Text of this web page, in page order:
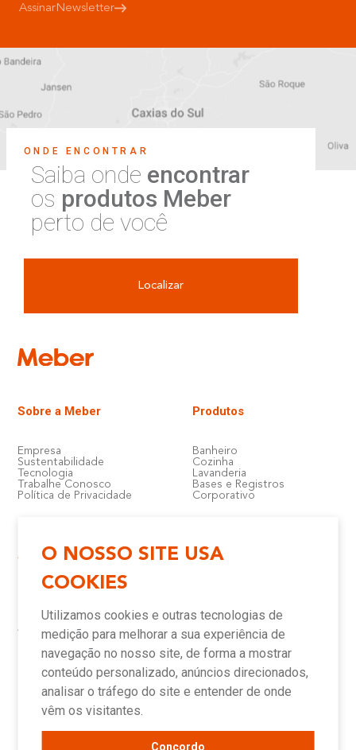
O NOSSO SITE USA
COOKIES
Utilizamos cookies e outras tecnologias de
medição para melhorar a sua experiência de
navegação no nosso site, de forma a mostrar
conteúdo personalizado, anúncios direcionados,
analisar o tráfego do site e entender de onde
vêm os visitantes.
Concordo
AssinarNewsletter
ONDE ENCONTRAR
Saiba onde encontrar
os produtos Meber
perto de você
Localizar
Sobre a Meber
Empresa
Sustentabilidade
Tecnologia
Trabalhe Conosco
Política de Privacidade
Produtos
Banheiro
Cozinha
Lavanderia
Bases e Registros
Corporativo
Atendimento e Suporte
Downloads
Assistência Técnica Meber
Canais de Atendimento
Onde Encontrar
Televendas
Representantes
Assistências Técnicas e
Autorizadas
Novidades